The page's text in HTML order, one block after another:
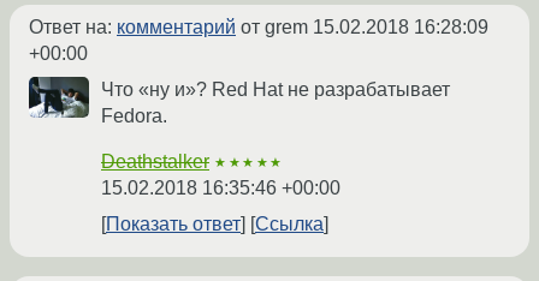
Ответ на: комментарий от grem 15.02.2018 16:28:09
+00:00
Что «ну и»? Red Hat не разрабатывает
Fedora.
Deathstalker ★★★★★
15.02.2018 16:35:46 +00:00
Показать ответ
Ссылка